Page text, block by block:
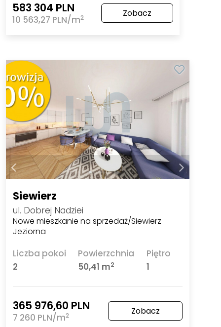
583 304 PLN
10 563,27 PLN/m2 Zobacz
Siewierz
ul. Dobrej Nadziei
Nowe mieszkanie na sprzedaż/Siewierz
Jeziorna
Liczba pokoi
2
Powierzchnia
50,41 m2
Piętro
1
365 976,60 PLN
7 260 PLN/m2 Zobacz